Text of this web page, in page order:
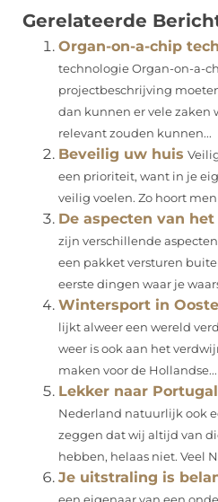
Gerelateerde
Organ-on-a-chip
technologie Organ-on-a-
projectbeschrijving
dan kunnen er vele zaken
relevant zouden kunnen...
Beveilig uw huis
een prioriteit, want in je
veilig voelen. Zo hoort men
De aspecten van
zijn verschillende
een pakket versturen
eerste dingen waar je
Wintersport in
lijkt alweer een wereld
weer is ook aan het
maken voor de Hollandse...
Lekker naar Portugal
Nederland natuurlijk ook
zeggen dat wij altijd van
hebben, helaas niet. Veel
Je uitstraling is